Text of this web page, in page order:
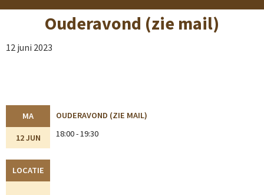
Ouderavond (zie mail)
12 juni 2023
MA
12 JUN
OUDERAVOND (ZIE MAIL)
18:00 - 19:30
LOCATIE